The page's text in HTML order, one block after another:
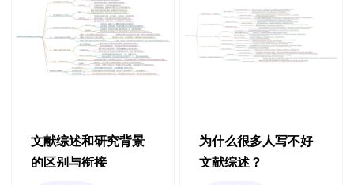
文献综述和研究背景
的区别与衔接
为什么很多人写不好
文献综述？